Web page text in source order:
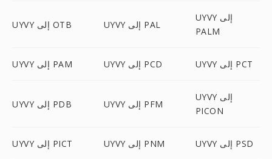
UYVY إلى OTB UYVY إلى PAL
UYVY إلى
PALM
UYVY إلى PAM UYVY إلى PCD UYVY إلى PCT
UYVY إلى PDB UYVY إلى PFM
UYVY إلى
PICON
UYVY إلى PICT UYVY إلى PNM UYVY إلى PSD